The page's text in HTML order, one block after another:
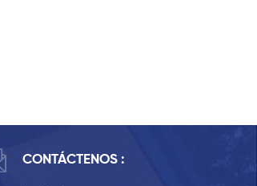
CONTÁCTENOS :